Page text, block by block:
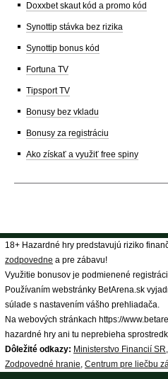
Doxxbet skaut kód a promo kód
Synottip stávka bez rizika
Synottip bonus kód
Fortuna TV
Tipsport TV
Bonusy bez vkladu
Bonusy za registráciu
Ako získať a využiť free spiny
18+ Hazardné hry predstavujú riziko
zodpovedne a pre zábavu!
Využitie bonusov je podmienené
Používaním webstránky BetArena.sk
súlade s nastavením vášho prehliadača.
Na webových stránkach https://
hazardné hry ani tu neprebieha
Dôležité odkazy: Ministerstvo Financií SR,
Zodpovedné hranie, Centrum pre liečbu